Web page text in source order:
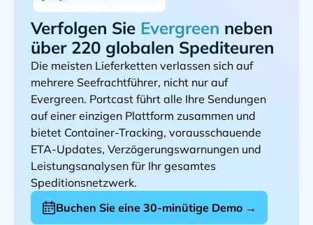
Verfolgen Sie
neben
über 220 globalen Spediteuren
Die meisten Lieferketten verlassen sich auf
mehrere Seefrachtführer, nicht nur auf
. Portcast führt alle Ihre Sendungen
auf einer einzigen Plattform zusammen und
bietet Container-Tracking, vorausschauende
ETA-Updates, Verzögerungswarnungen und
Leistungsanalysen für Ihr gesamtes
Speditionsnetzwerk.
Buchen Sie eine 30-minütige Demo →